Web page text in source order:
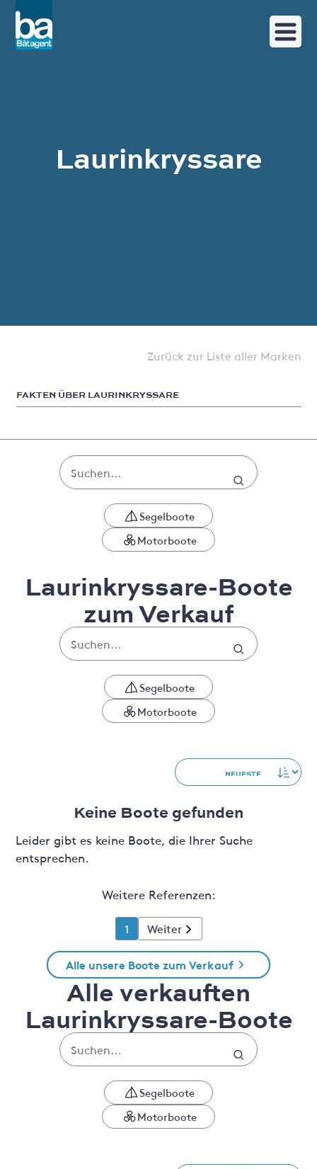
Laurinkryssare
Zurück zur Liste aller Marken
FAKTEN ÜBER LAURINKRYSSARE
Segelboote
Motorboote
Laurinkryssare-Boote
zum Verkauf
Segelboote
Motorboote
Keine Boote gefunden
Leider gibt es keine Boote, die Ihrer Suche
entsprechen.
Weitere Referenzen:
1 Weiter
Alle unsere Boote zum Verkauf
Alle verkauften
Laurinkryssare-Boote
Segelboote
Motorboote